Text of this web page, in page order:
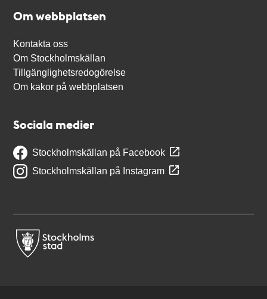
Om webbplatsen
Kontakta oss
Om Stockholmskällan
Tillgänglighetsredogörelse
Om kakor på webbplatsen
Sociala medier
Stockholmskällan på Facebook
Stockholmskällan på Instagram